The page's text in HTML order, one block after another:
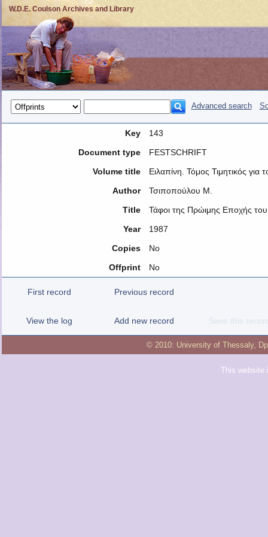
W.D.E. Coulson Archives and Library
Advanced search
Key
143
Document type
FESTSCHRIFT
Volume title
Ειλαπίνη. Τόμος Τιμητικός
Author
Τσιποπούλου Μ.
Title
Τάφοι της Πρώιμης Εποχής
Year
1987
Copies
No
Offprint
No
First record Previous record
View the log Add new record Save this
© 2010: University of Thessaly,
This website